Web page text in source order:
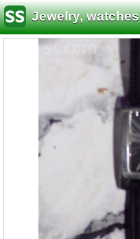
Jewelry, watches